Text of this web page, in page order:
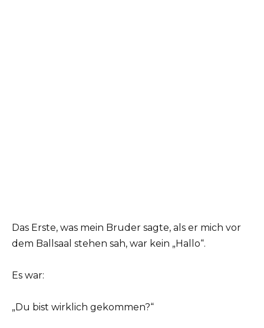
Das Erste, was mein Bruder sagte, als er mich vor
dem Ballsaal stehen sah, war kein „Hallo“.
Es war:
„Du bist wirklich gekommen?“